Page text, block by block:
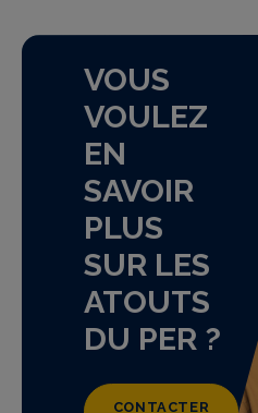
VOUS
VOULEZ
EN
SAVOIR
PLUS
SUR LES
ATOUTS
DU PER ?
CONTACTER